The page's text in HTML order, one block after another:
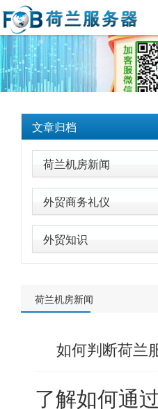
文章归档
荷兰机房新闻
外贸商务礼仪
外贸知识
荷兰机房新闻
如何判断荷兰
了解如何通